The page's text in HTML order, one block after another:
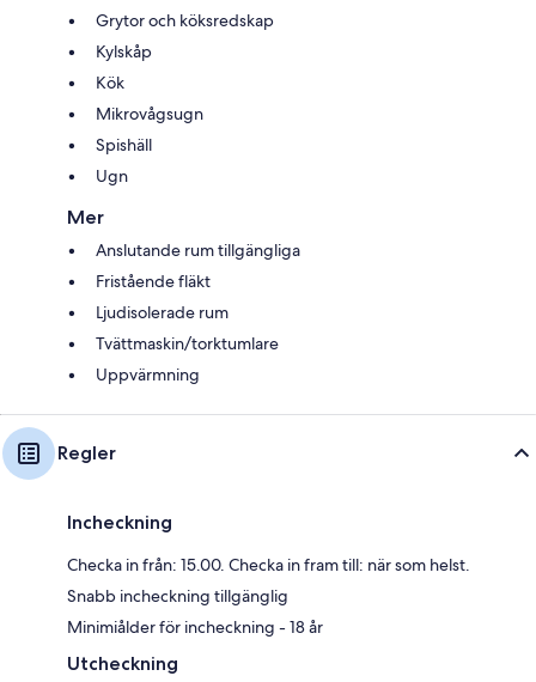
Grytor och köksredskap
Kylskåp
Kök
Mikrovågsugn
Spishäll
Ugn
Mer
Anslutande rum tillgängliga
Fristående fläkt
Ljudisolerade rum
Tvättmaskin/torktumlare
Uppvärmning
Regler
Incheckning
Checka in från: 15.00. Checka in fram till: när som helst.
Snabb incheckning tillgänglig
Minimiålder för incheckning - 18 år
Utcheckning